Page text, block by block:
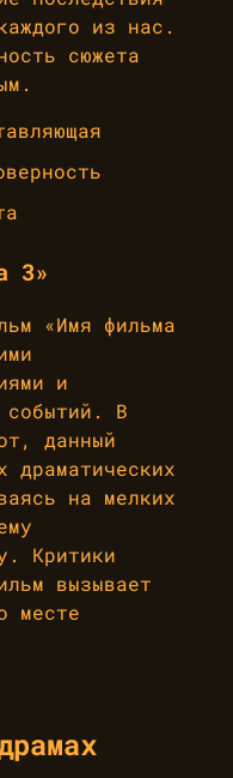
из нас.
сюжета
3»
«Имя фильма
и
событий. В
данный
драматических
на мелких
Критики
вызывает
месте